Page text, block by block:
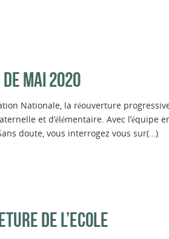
DE MAI 2020
Nationale, la réouverture
et d’élémentaire. Avec l’équipe
doute, vous interrogez vous sur(…)
DE L’ECOLE